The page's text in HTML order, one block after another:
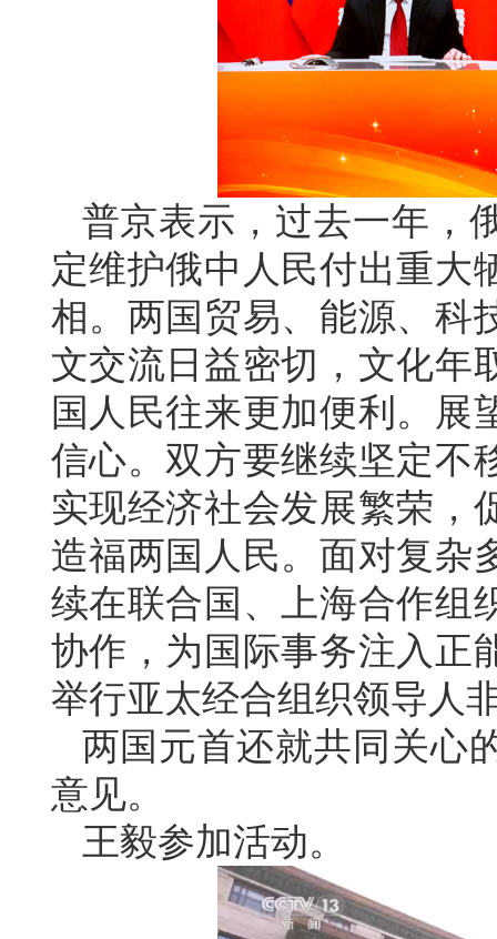
普京表示，过去一年，
定维护俄中人民付出重大
相。两国贸易、能源、科
文交流日益密切，文化年
国人民往来更加便利。展
信心。双方要继续坚定不
实现经济社会发展繁荣，
造福两国人民。面对复杂
续在联合国、上海合作组
协作，为国际事务注入正
举行亚太经合组织领导人
两国元首还就共同关心
意见。
王毅参加活动。